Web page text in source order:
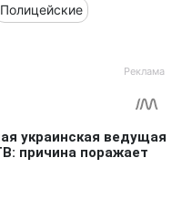
Полицейские